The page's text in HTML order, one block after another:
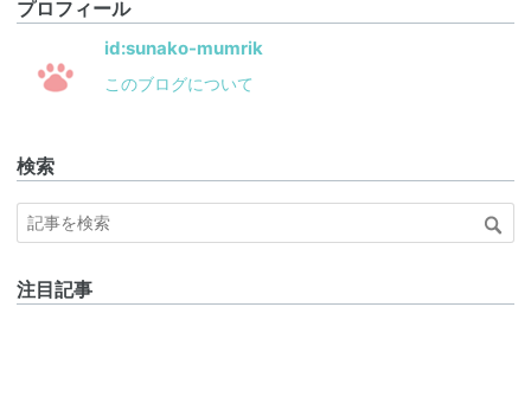
プロフィール
id:sunako-mumrik
このブログについて
検索
注目記事